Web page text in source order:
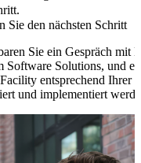
Sie den nächsten Schritt
Sie ein Gespräch mit
Software Solutions, und
entsprechend Ihrer
und implementiert